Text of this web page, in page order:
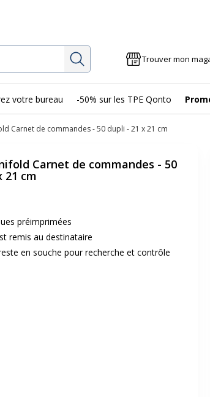
Rechercher Trouver mon
votre bureau -50% sur les TPE Qonto
Carnet de commandes - 50 dupli - 21 x 21 cm
Carnet de commandes - 50
21 cm
préimprimées
remis au destinataire
en souche pour recherche et contrôle